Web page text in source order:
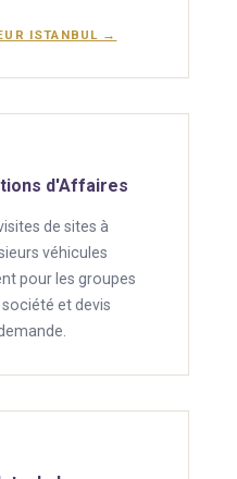
ISTANBUL →
d'Affaires
de sites à
véhicules
pour les groupes
et devis